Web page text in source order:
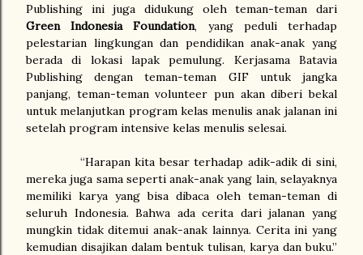
Publishing ini juga didukung oleh teman-teman dari
Green Indonesia Foundation, yang peduli terhadap
pelestarian lingkungan dan pendidikan anak-anak yang
berada di lokasi lapak pemulung. Kerjasama Batavia
Publishing dengan teman-teman GIF untuk jangka
panjang, teman-teman volunteer pun akan diberi bekal
untuk melanjutkan program kelas menulis anak jalanan ini
setelah program intensive kelas menulis selesai.
“Harapan kita besar terhadap adik-adik di sini,
mereka juga sama seperti anak-anak yang lain, selayaknya
memiliki karya yang bisa dibaca oleh teman-teman di
seluruh Indonesia. Bahwa ada cerita dari jalanan yang
mungkin tidak ditemui anak-anak lainnya. Cerita ini yang
kemudian disajikan dalam bentuk tulisan, karya dan buku.”